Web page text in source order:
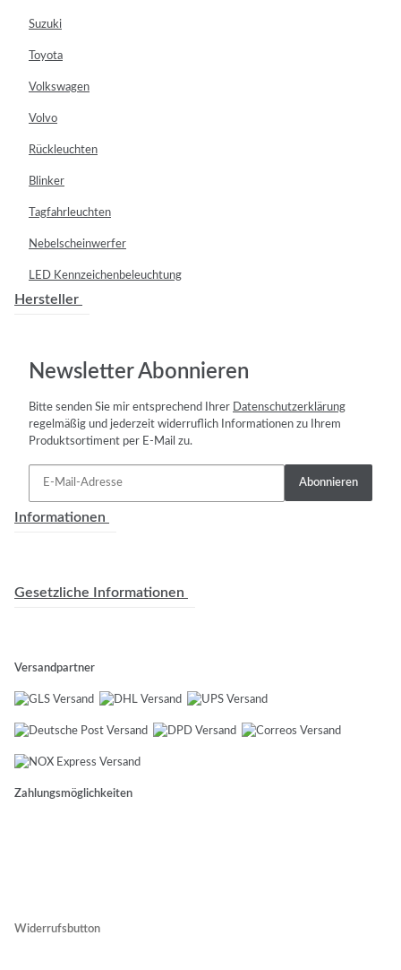
Suzuki
Toyota
Volkswagen
Volvo
Rückleuchten
Blinker
Tagfahrleuchten
Nebelscheinwerfer
LED Kennzeichenbeleuchtung
Hersteller
Newsletter Abonnieren
Bitte senden Sie mir entsprechend Ihrer Datenschutzerklärung
regelmäßig und jederzeit widerruflich Informationen zu Ihrem
Produktsortiment per E-Mail zu.
Abonnieren
Informationen
Gesetzliche Informationen
Versandpartner
Zahlungsmöglichkeiten
Widerrufsbutton